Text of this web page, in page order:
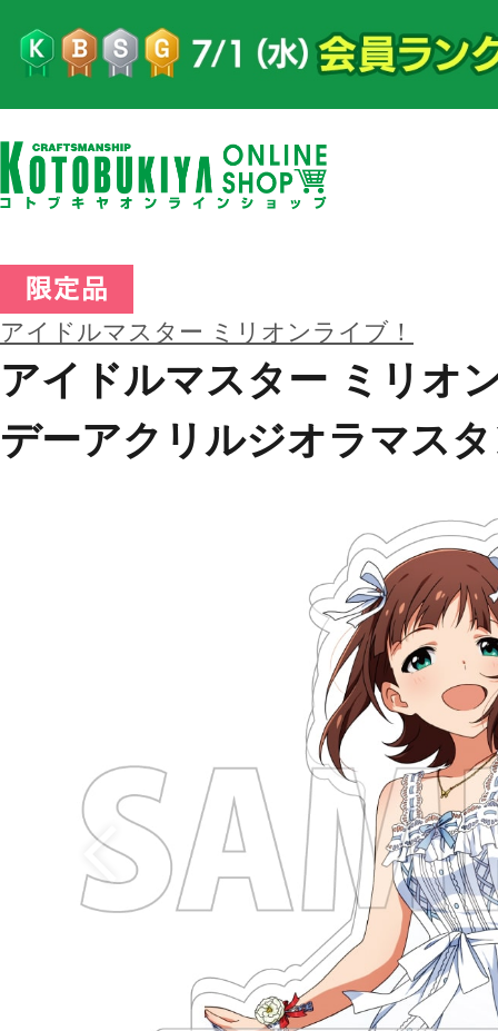
アイドルマスター ミリオンライブ！
アイドルマスター ミリオ
デーアクリルジオラマス